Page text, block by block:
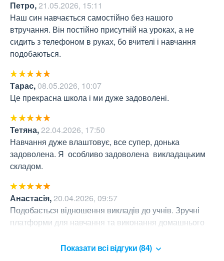
Петро,21.05.2026, 15:11
Наш син навчається самостійно без нашого
втручання. Він постійно присутній на уроках, а не
сидить з телефоном в руках, бо вчителі і навчання
подобаються.
Тарас,08.05.2026, 10:07
Це прекрасна школа і ми дуже задоволені.
Тетяна,22.04.2026, 17:50
Навчання дуже влаштовує, все супер, донька
задоволена. Я  особливо задоволена  викладацьким
складом.
Анастасія,20.04.2026, 09:57
Подобається відношення викладів до учнів. Зручні
платформи для навчання та виконання домашнього
Показати всі відгуки (84)